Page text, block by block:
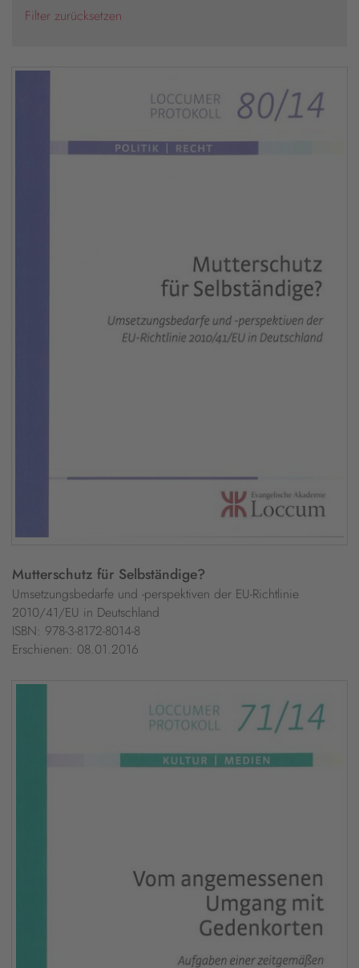
Filter zurücksetzen
Mutterschutz für Selbständige?
Umsetzungsbedarfe und -perspektiven der EU-Richtlinie
2010/41/EU in Deutschland
ISBN: 978-3-8172-8014-8
Erschienen: 08.01.2016